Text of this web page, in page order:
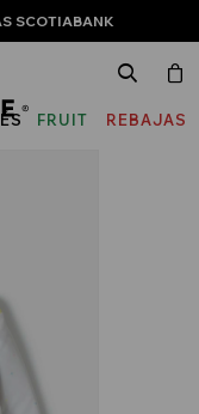
SCOTIABANK
FRUIT
REBAJAS